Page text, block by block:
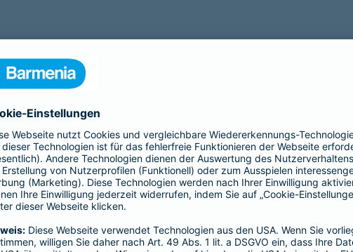
die Ihnen nach einem Unfall durch die
Ihnen wegen einer unerlaubten Erweiterung
Fahrerkreises in Rechnung gestellt wird
1, 2 oder 3 Tage bzw.
1, 2 oder 3 Wochen